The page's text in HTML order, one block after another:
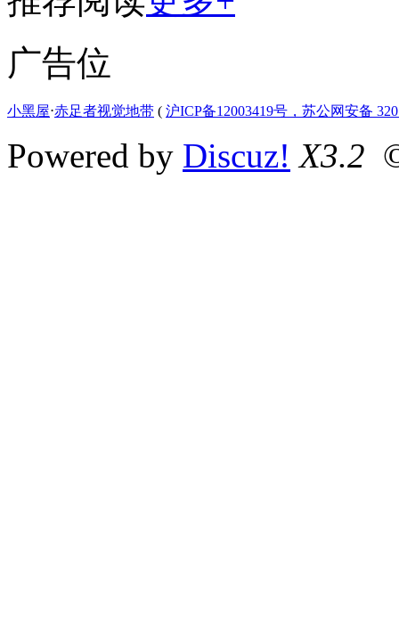
广告位
小黑屋⋅赤足者视觉地带 ( 沪ICP备12003419号，苏公网安备
Powered by Discuz! X3.2